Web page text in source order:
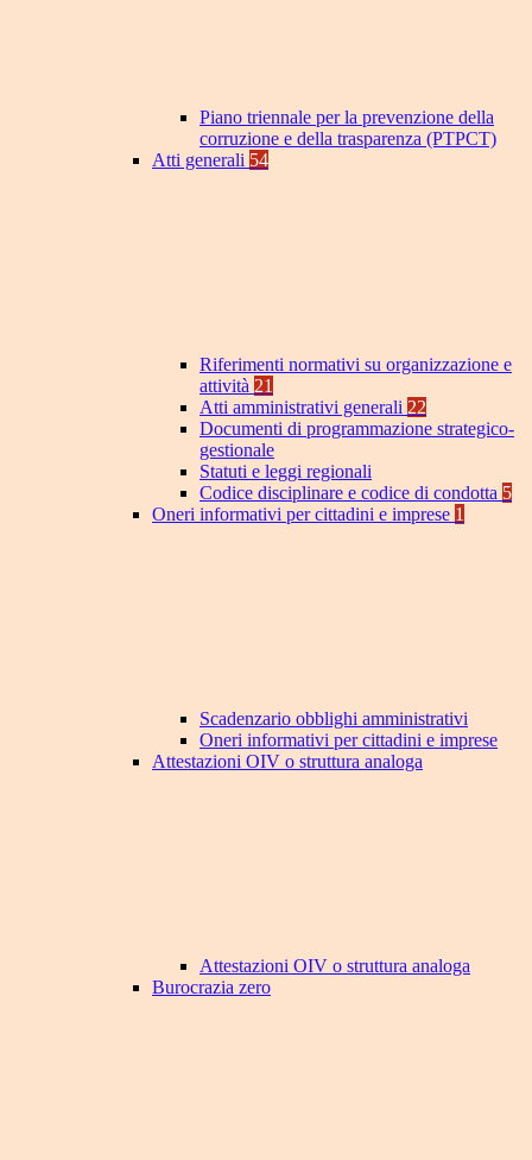
Piano triennale per la prevenzione della
corruzione e della trasparenza (PTPCT)
Atti generali 54
Riferimenti normativi su organizzazione e
attività 21
Atti amministrativi generali 22
Documenti di programmazione strategico-
gestionale
Statuti e leggi regionali
Codice disciplinare e codice di condotta 5
Oneri informativi per cittadini e imprese 1
Scadenzario obblighi amministrativi
Oneri informativi per cittadini e imprese
Attestazioni OIV o struttura analoga
Attestazioni OIV o struttura analoga
Burocrazia zero